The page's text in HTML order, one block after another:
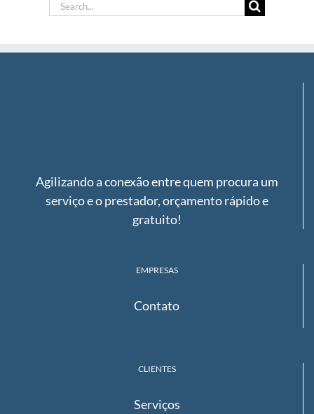
Search
Agilizando a conexão entre quem procura um
serviço e o prestador, orçamento rápido e
gratuito!
EMPRESAS
Contato
CLIENTES
Serviços